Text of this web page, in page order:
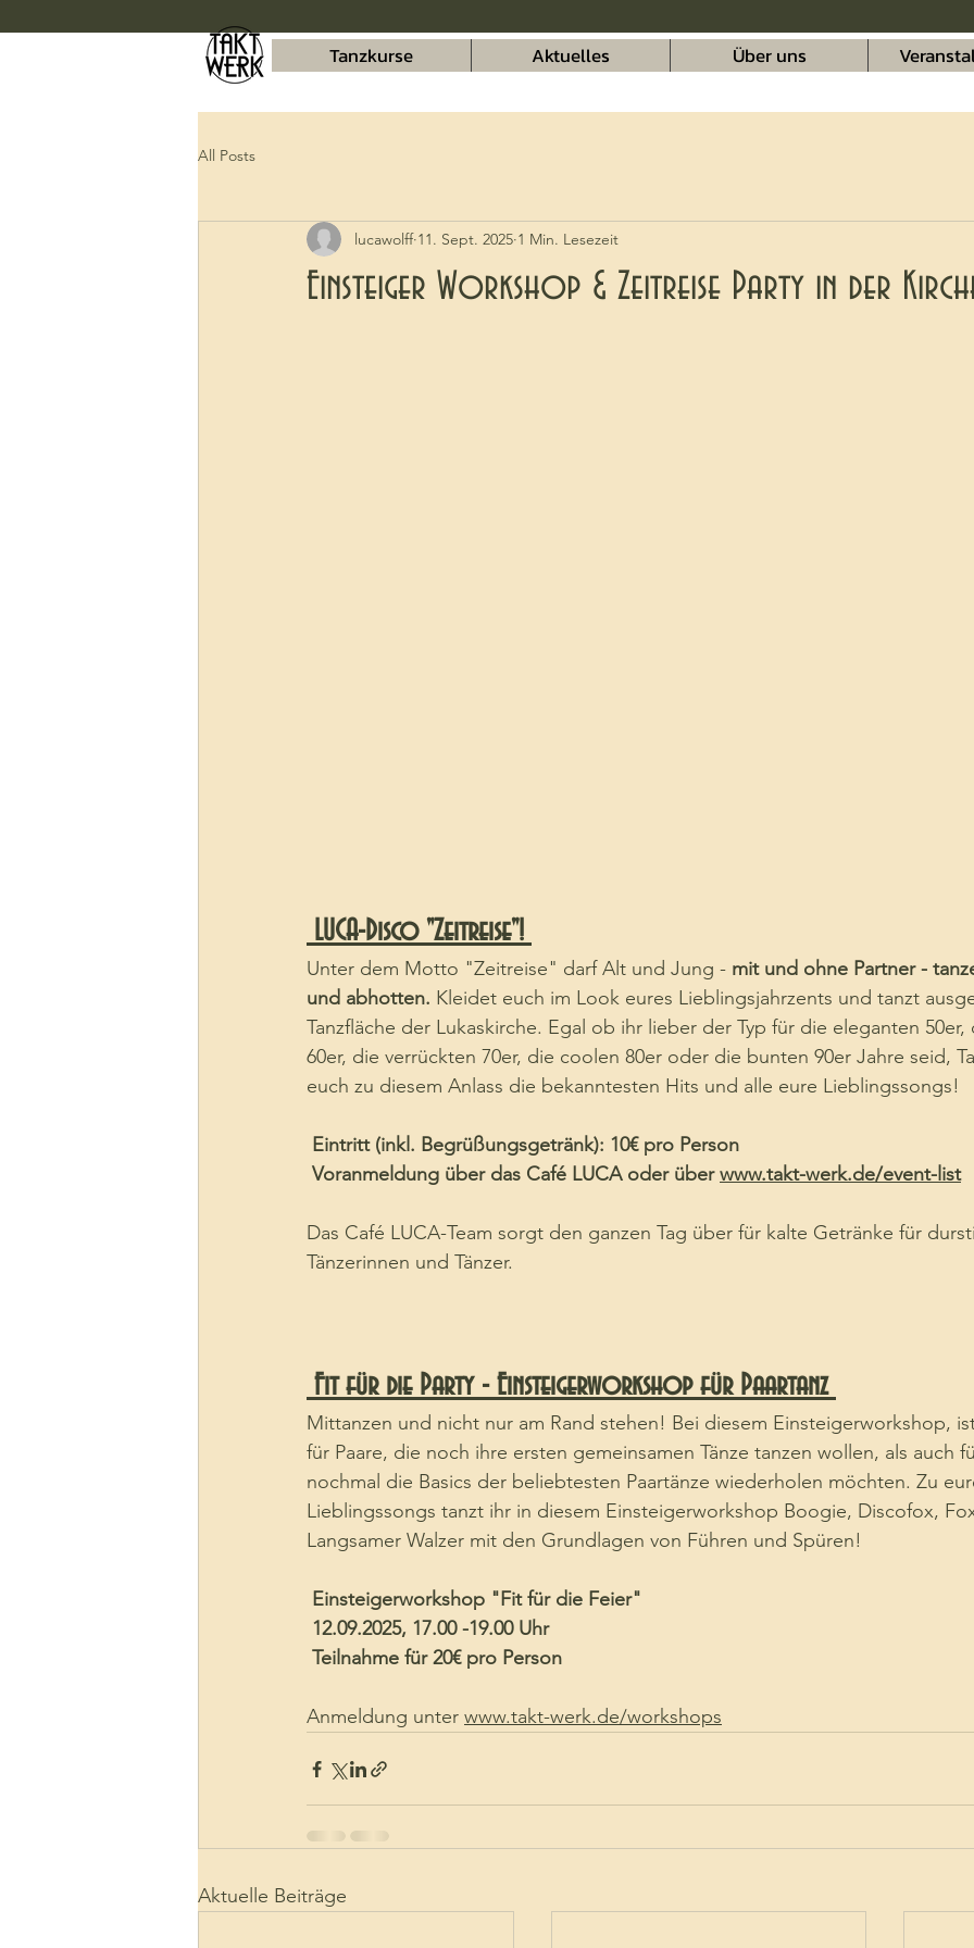
Tanzkurse Aktuelles Über uns
All Posts
Einsteiger Workshop & Zeitreise Party in der
lucawolff 11. Sept. 2025 1 Min. Lesezeit
LUCA-Disco "Zeitreise"!
Unter dem Motto "Zeitreise" darf Alt und Jung - mit und ohne Partner -
und abhotten. Kleidet euch im Look eures Lieblingsjahrzents und tanzt
Tanzfläche der Lukaskirche. Egal ob ihr lieber der Typ für die eleganten
60er, die verrückten 70er, die coolen 80er oder die bunten 90er Jahre seid,
euch zu diesem Anlass die bekanntesten Hits und alle eure Lieblingssongs!
Eintritt (inkl. Begrüßungsgetränk): 10€ pro Person
Voranmeldung über das Café LUCA oder über www.takt-werk.de/event-list
Das Café LUCA-Team sorgt den ganzen Tag über für kalte Getränke für
Tänzerinnen und Tänzer.
Fit für die Party - Einsteigerworkshop für Paartanz
Mittanzen und nicht nur am Rand stehen! Bei diesem Einsteigerworkshop,
für Paare, die noch ihre ersten gemeinsamen Tänze tanzen wollen, als auch
nochmal die Basics der beliebtesten Paartänze wiederholen möchten. Zu
Lieblingssongs tanzt ihr in diesem Einsteigerworkshop Boogie, Discofox,
Langsamer Walzer mit den Grundlagen von Führen und Spüren!
Einsteigerworkshop "Fit für die Feier"
12.09.2025, 17.00 -19.00 Uhr
Teilnahme für 20€ pro Person
Anmeldung unter www.takt-werk.de/workshops
Aktuelle Beiträge